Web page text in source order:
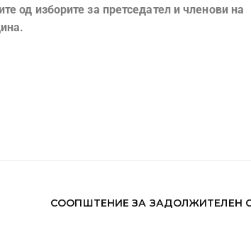
од изборите за претседател и членови на
СООПШТЕНИЕ ЗА ЗАДОЛЖИТЕЛЕН